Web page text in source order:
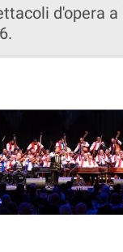
d'opera a